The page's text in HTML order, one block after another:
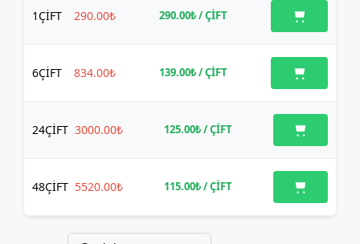
1ÇİFT 290.00₺ 290.00₺/ ÇİFT
6ÇİFT 834.00₺ 139.00₺/ ÇİFT
24ÇİFT 3000.00₺ 125.00₺/ ÇİFT
48ÇİFT 5520.00₺ 115.00₺/ ÇİFT